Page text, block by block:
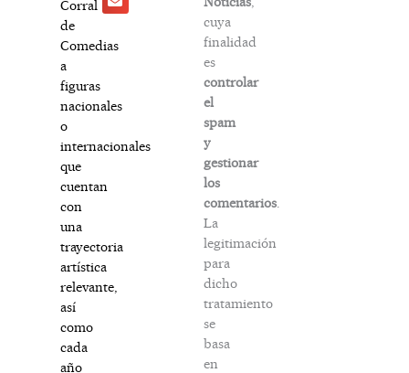
Corral
de
Comedias
a
figuras
nacionales
o
internacionales
que
cuentan
con
una
trayectoria
artística
relevante,
así
como
cada
año
cuya
finalidad
es
controlar
el
spam
y
gestionar
los
comentarios
La
legitimación
para
dicho
tratamiento
se
basa
en